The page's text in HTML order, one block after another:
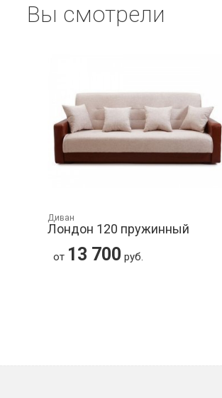
Вы смотрели
Диван
Лондон 120 пружинный
от 13 700 руб.